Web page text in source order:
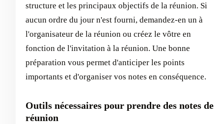
structure et les principaux objectifs de la réunion. Si
aucun ordre du jour n'est fourni, demandez-en un à
l'organisateur de la réunion ou créez le vôtre en
fonction de l'invitation à la réunion. Une bonne
préparation vous permet d'anticiper les points
importants et d'organiser vos notes en conséquence.
Outils nécessaires pour prendre des notes de
réunion